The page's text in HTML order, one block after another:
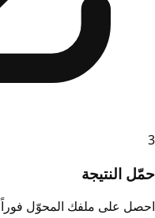
3
حمّل النتيجة
احصل على ملفك المحوّل فوراً